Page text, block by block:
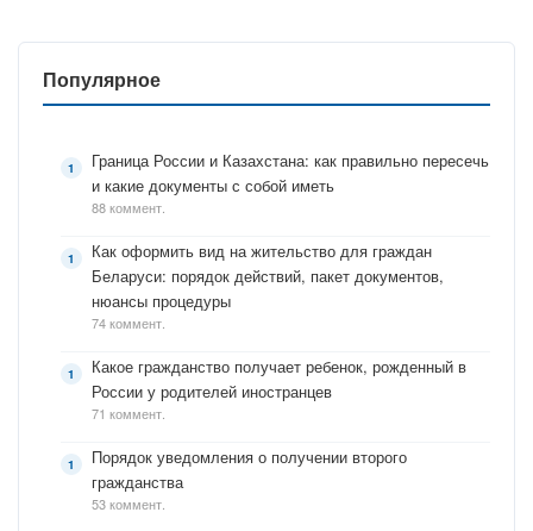
Популярное
Граница России и Казахстана: как правильно пересечь
и какие документы с собой иметь
88 коммент.
Как оформить вид на жительство для граждан
Беларуси: порядок действий, пакет документов,
нюансы процедуры
74 коммент.
Какое гражданство получает ребенок, рожденный в
России у родителей иностранцев
71 коммент.
Порядок уведомления о получении второго
гражданства
53 коммент.